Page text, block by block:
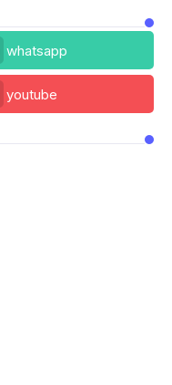
whatsapp
youtube